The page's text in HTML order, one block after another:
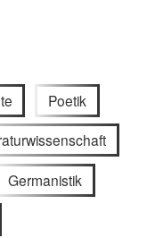
Poetik
Germanistik